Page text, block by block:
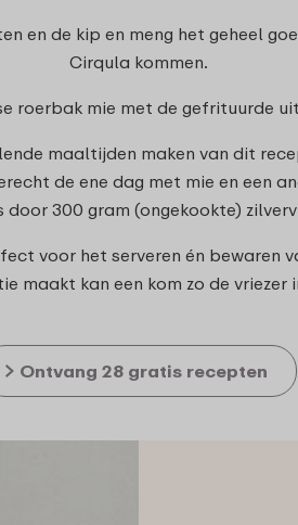
en de kip en meng het geheel
Cirqula kommen.
roerbak mie met de gefrituurde
maaltijden maken van dit
de ene dag met mie en een
door 300 gram (ongekookte)
voor het serveren én bewaren
maakt kan een kom zo de vriezer
Ontvang 28 gratis recepten